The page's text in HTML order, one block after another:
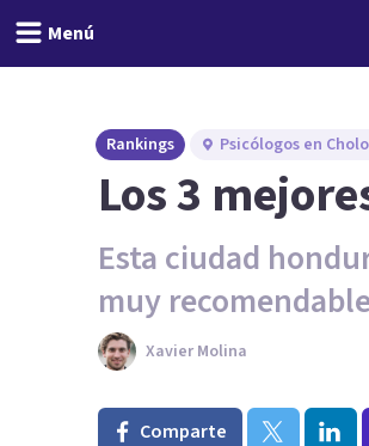
Menú
Rankings Psicólogos en
Los 3
Esta ciudad
muy
Xavier Molina
Comparte